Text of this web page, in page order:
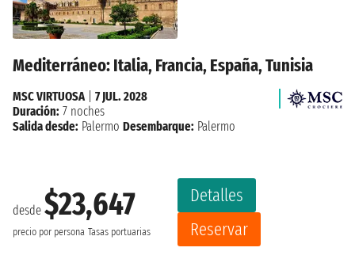
Mediterráneo: Italia, Francia, España, Tunisia
desde $23,647
precio por persona Tasas portuarias
Detalles
Reservar
MSC VIRTUOSA
7 JUL. 2028
Duración: 7 noches
Salida desde: Palermo Desembarque: Palermo